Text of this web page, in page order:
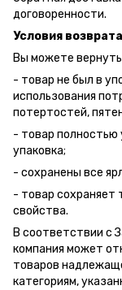
договоренности.
Условия
Вы можете вернуть
- товар не был в
использования
потертостей,
- товар полностью
упаковка;
- сохранены все
- товар сохраняет
свойства.
В соответствии с
компания может
товаров
категориям,